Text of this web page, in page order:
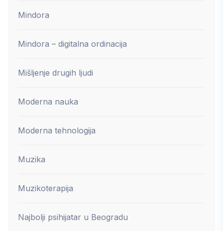
Mindora
Mindora – digitalna ordinacija
Mišljenje drugih ljudi
Moderna nauka
Moderna tehnologija
Muzika
Muzikoterapija
Najbolji psihijatar u Beogradu